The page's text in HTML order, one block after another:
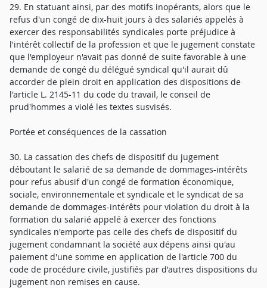
29. En statuant ainsi, par des motifs inopérants, alors que le
refus d'un congé de dix-huit jours à des salariés appelés à
exercer des responsabilités syndicales porte préjudice à
l'intérêt collectif de la profession et que le jugement constate
que l'employeur n'avait pas donné de suite favorable à une
demande de congé du délégué syndical qu'il aurait dû
accorder de plein droit en application des dispositions de
l'article L. 2145-11 du code du travail, le conseil de
prud'hommes a violé les textes susvisés.
Portée et conséquences de la cassation
30. La cassation des chefs de dispositif du jugement
déboutant le salarié de sa demande de dommages-intérêts
pour refus abusif d'un congé de formation économique,
sociale, environnementale et syndicale et le syndicat de sa
demande de dommages-intérêts pour violation du droit à la
formation du salarié appelé à exercer des fonctions
syndicales n'emporte pas celle des chefs de dispositif du
jugement condamnant la société aux dépens ainsi qu'au
paiement d'une somme en application de l'article 700 du
code de procédure civile, justifiés par d'autres dispositions du
jugement non remises en cause.